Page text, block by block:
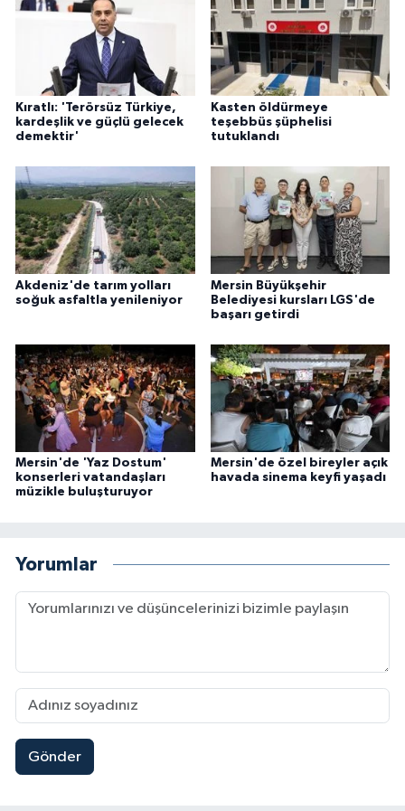
Kıratlı: 'Terörsüz Türkiye,
kardeşlik ve güçlü gelecek
demektir'
Kasten öldürmeye
teşebbüs şüphelisi
tutuklandı
Akdeniz'de tarım yolları
soğuk asfaltla yenileniyor
Mersin Büyükşehir
Belediyesi kursları LGS'de
başarı getirdi
Mersin'de 'Yaz Dostum'
konserleri vatandaşları
müzikle buluşturuyor
Mersin'de özel bireyler açık
havada sinema keyfi yaşadı
Yorumlar
Gönder